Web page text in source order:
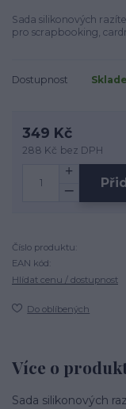
Sada silikonových
pro scrapbooking,
Dostupnost
349 Kč
288 Kč bez DPH
Číslo produktu:
EAN kód:
Hlídat cenu / dostupnost
Do oblíbených
Více o
Sada silikonových